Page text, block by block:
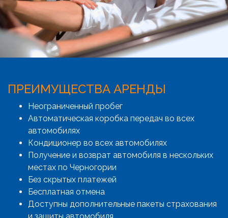
ПРЕИМУЩЕСТВА АРЕНДЫ
Неограниченный пробег
Автоматическая коробка передач во всех
автомобилях
Кондиционер во всех автомобилях
Получение и возврат автомобиля в нескольких
местах по Черногории
Без скрытых платежей
Бесплатная отмена
Доступны дополнительные пакеты страхования